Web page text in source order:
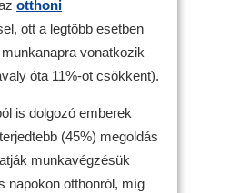
otthoni
ott a legtöbb esetben
vonatkozik
óta 11%-ot csökkent).
is dolgozó emberek
(45%) megoldás
munkavégzésük
napokon otthonról, míg